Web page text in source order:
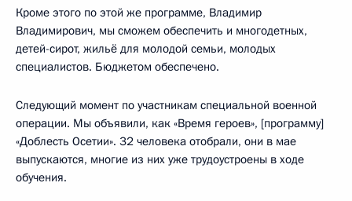
Кроме этого по этой же программе, Владимир
Владимирович, мы сможем обеспечить и многодетных,
детей-сирот, жильё для молодой семьи, молодых
специалистов. Бюджетом обеспечено.
Следующий момент по участникам специальной военной
операции. Мы объявили, как «Время героев», [программу]
«Доблесть Осетии». 32 человека отобрали, они в мае
выпускаются, многие из них уже трудоустроены в ходе
обучения.